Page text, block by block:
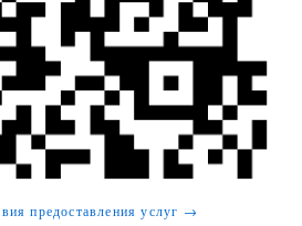
предоставления услуг →